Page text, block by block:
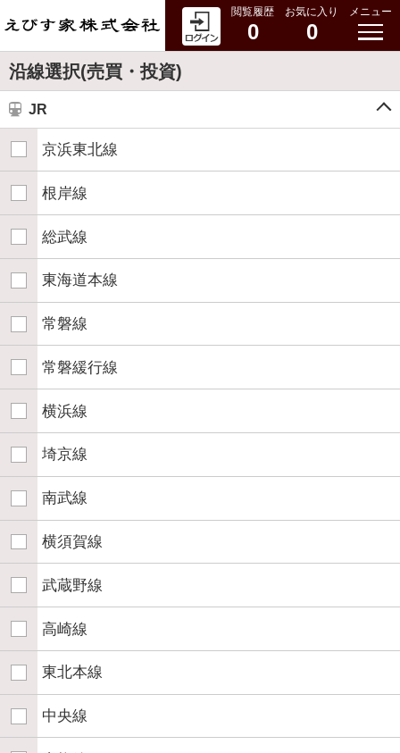
閲覧履歴
0
お気に入り
0
メニュー
沿線選択(売買・投資)
JR
京浜東北線
根岸線
総武線
東海道本線
常磐線
常磐緩行線
横浜線
埼京線
南武線
横須賀線
武蔵野線
高崎線
東北本線
中央線